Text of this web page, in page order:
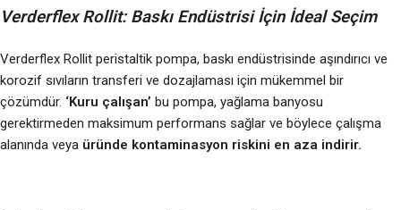
Verderflex Rollit: Baskı Endüstrisi İçin İdeal Seçim
Verderflex Rollit peristaltik pompa, baskı endüstrisinde aşındırıcı ve
korozif sıvıların transferi ve dozajlaması için mükemmel bir
çözümdür. ‘Kuru çalışan’ bu pompa, yağlama banyosu
gerektirmeden maksimum performans sağlar ve böylece çalışma
alanında veya üründe kontaminasyon riskini en aza indirir.